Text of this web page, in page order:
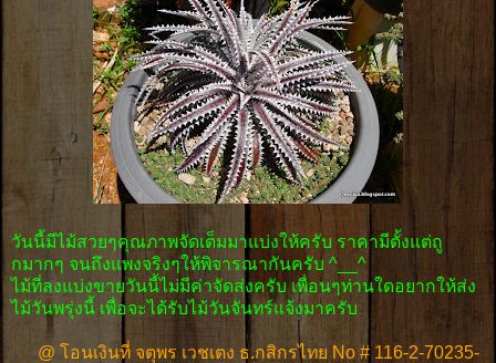
วันนี้มีไม้สวยๆคุณภาพจัดเต็มมาแบ่งให้ครับ ราคามีตั้งแต่ถู
กมากๆ จนถึงแพงจริงๆให้พิจารณากันครับ ^__^
ไม้ที่ลงแบ่งขายวันนี้ไม่มีค่าจัดส่งครับ เพื่อนๆท่านใดอยากให้ส่ง
ไม้วันพรุ่งนี้ เพื่อจะได้รับไม้วันจันทร์แจ้งมาครับ
@ โอนเงินที่ จตุพร เวชเตง ธ.กสิกรไทย No # 116-2-70235-